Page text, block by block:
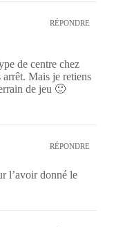
RÉPONDRE
de centre chez
arrêt. Mais je retiens
de jeu 🙂
RÉPONDRE
l’avoir donné le